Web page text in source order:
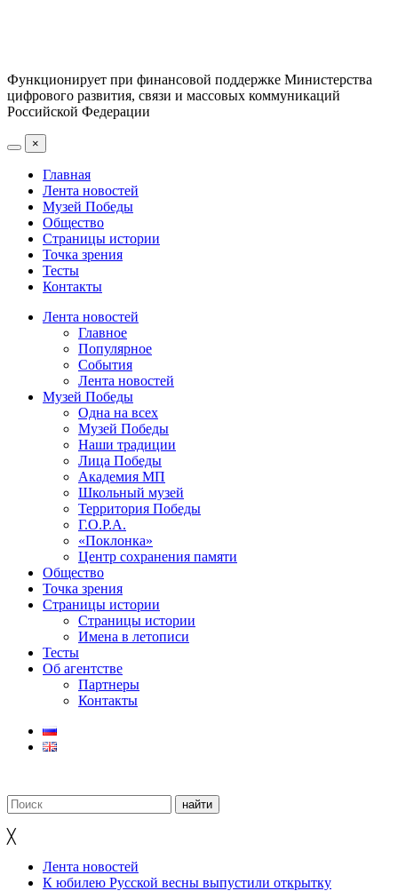
Функционирует при финансовой поддержке Министерства
цифрового развития, связи и массовых коммуникаций
Российской Федерации
×
Главная
Лента новостей
Музей Победы
Общество
Страницы истории
Точка зрения
Тесты
Контакты
Лента новостей
Главное
Популярное
События
Лента новостей
Музей Победы
Одна на всех
Музей Победы
Наши традиции
Лица Победы
Академия МП
Школьный музей
Территория Победы
Г.О.Р.А.
«Поклонка»
Центр сохранения памяти
Общество
Точка зрения
Страницы истории
Страницы истории
Имена в летописи
Тесты
Об агентстве
Партнеры
Контакты
╳
Лента новостей
К юбилею Русской весны выпустили открытку